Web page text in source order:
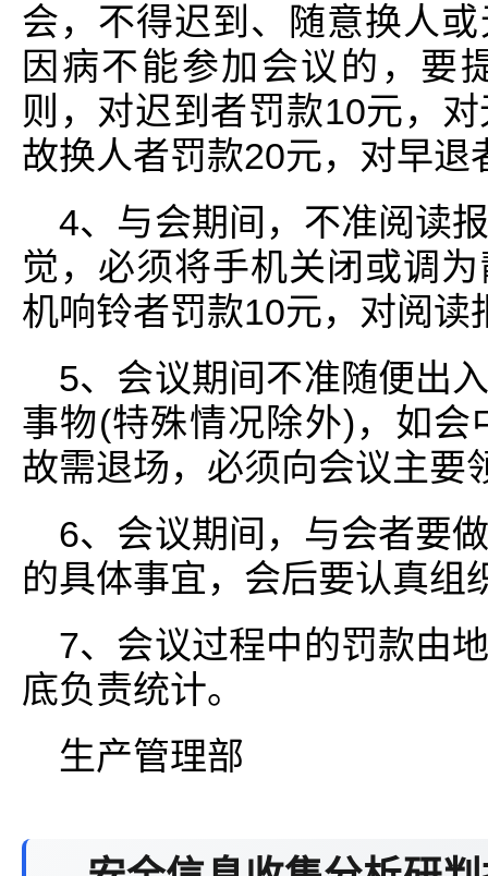
会，不得迟到、随意换人
因病不能参加会议的，要
则，对迟到者罚款10元，
故换人者罚款20元，对早退
4、与会期间，不准阅读
觉，必须将手机关闭或调
机响铃者罚款10元，对阅读
5、会议期间不准随便出
事物(特殊情况除外)，如
故需退场，必须向会议主要
6、会议期间，与会者要
的具体事宜，会后要认真组
7、会议过程中的罚款由
底负责统计。
生产管理部